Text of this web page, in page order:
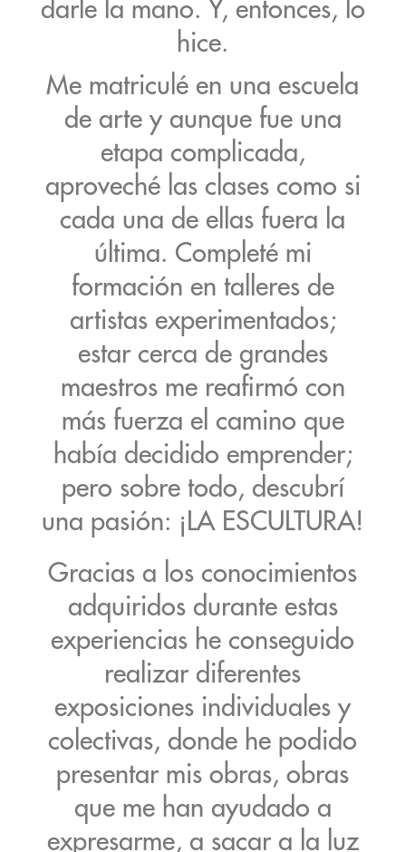
darle la mano. Y, entonces, lo
hice.
Me matriculé en una escuela
de arte y aunque fue una
etapa complicada,
aproveché las clases como si
cada una de ellas fuera la
última. Completé mi
formación en talleres de
artistas experimentados;
estar cerca de grandes
maestros me reafirmó con
más fuerza el camino que
había decidido emprender;
pero sobre todo, descubrí
una pasión: ¡LA ESCULTURA!
Gracias a los conocimientos
adquiridos durante estas
experiencias he conseguido
realizar diferentes
exposiciones individuales y
colectivas, donde he podido
presentar mis obras, obras
que me han ayudado a
expresarme, a sacar a la luz